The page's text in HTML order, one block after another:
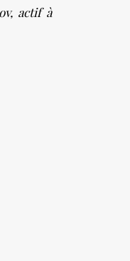
actif à